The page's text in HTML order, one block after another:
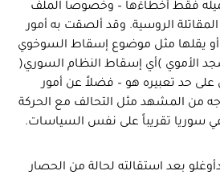
فقط أخطاءَها – وخصوصاً الملف
الروسية. وقد ألصقت به أمور
أو يقلها مثل موضوع إسقاط السوخوي
الأموي )أي إسقاط النظام السوري(
على حد تعبيره هو – فضلاً عن أمور
من المشهد مثل التحالف مع الحركة
في سوريا تقريباً على نفس السياسات.
بعد استقالته لحالة من الحصار